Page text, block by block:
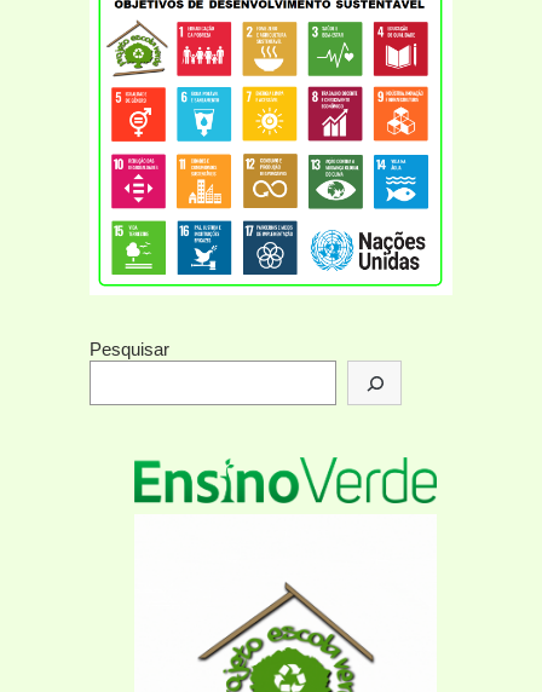
Pesquisar